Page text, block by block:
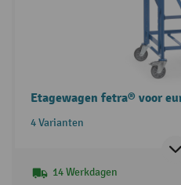
Etagewagen fetra® voor
4 Varianten
14 Werkdagen